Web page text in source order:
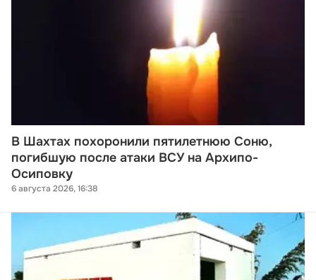
В Шахтах похоронили пятилетнюю Соню,
погибшую после атаки ВСУ на Архипо-
Осиповку
6 августа 2026, 16:38